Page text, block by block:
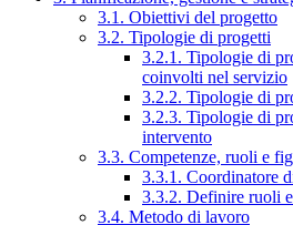
3.1. Obiettivi del progetto
3.2. Tipologie di progetti
3.2.1. Tipologie di
coinvolti nel servizio
3.2.2. Tipologie di
3.2.3. Tipologie di
intervento
3.3. Competenze, ruoli e
3.3.1. Coordinatore
3.3.2. Definire ruoli
3.4. Metodo di lavoro